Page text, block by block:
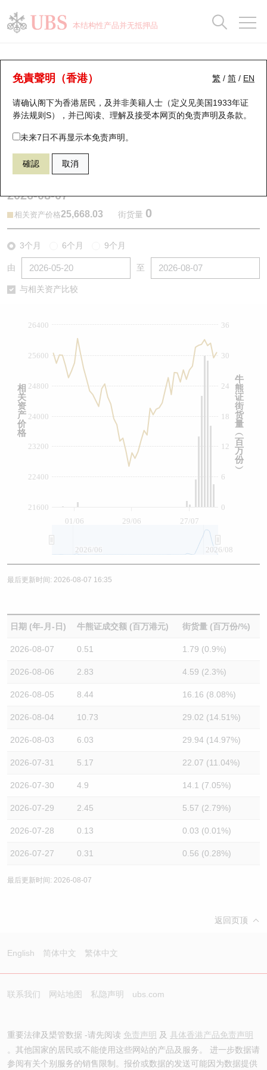
本结构性产品并无抵押品
繁 / 简 / EN
免責聲明（香港）
请确认阁下为香港居民，及并非美籍人士（定义见美国1933年证
券法规则S），并已阅读、理解及接受本网页的免责声明及条款。
未来7日不再显示本免责声明。
確認 取消
牛熊证分析仪
表现 街货统计 比较
59359 瑞银熊证 HSI 恒生指数
2026-08-07
相关资产价格25,668.03 街货量 0
3个月 6个月 9个月
由 至
与相关资产比较
01/06 29/06 27/07
0
6
12
18
24
30
36
21600
22400
23200
24000
24800
25600
26400
2026/06 2026/08
牛
熊
证
街
货
量
︵
百
万
份
︶
相
关
资
产
价
格
最后更新时间: 2026-08-07 16:35
日期 (年-月-日) 牛熊证成交额 (百万港元) 街货量 (百万份/%)
2026-08-07 0.51 1.79 (0.9%)
2026-08-06 2.83 4.59 (2.3%)
2026-08-05 8.44 16.16 (8.08%)
2026-08-04 10.73 29.02 (14.51%)
2026-08-03 6.03 29.94 (14.97%)
2026-07-31 5.17 22.07 (11.04%)
2026-07-30 4.9 14.1 (7.05%)
2026-07-29 2.45 5.57 (2.79%)
2026-07-28 0.13 0.03 (0.01%)
2026-07-27 0.31 0.56 (0.28%)
最后更新时间: 2026-08-07
返回页顶
English 简体中文 繁体中文
联系我们 网站地图 私隐声明 ubs.com
重要法律及槼管数据 -请先阅读 免责声明 及 具体香港产品免责声明
。其他国家的居民或不能使用这些网站的产品及服务。 进一步数据请
参阅有关个别服务的销售限制。报价或数据的发送可能因为数据提供
瑞银认股证一览
新发行瑞银认股证
即将到期认股证
认股证到期结算价查找
认股证分析仪
认股证/牛熊证日志
认股证文件及公告 (瑞信)
街货统计
比较
牛熊全景快搜
牛熊证搜寻
牛熊证街货分布图
正股牛熊证列表
新发行瑞银牛熊证
牛熊证到期结算价查找
牛熊证文件及公告
牛熊证文件及公告 (瑞信)
街货统计
比较
十大升幅/跌幅
十大认股证成交分布
十天股证占大市成交
资金流
街货统计
正股分析仪
二十大活跃股份
恒指成份股
国指成份股
科指成份股
中资ETFs溢价比较
收市竞价变化
持股比重
显示所有持股比重
每月轮证大市专题
轮证专栏
讲座及教育短片
认股证投资者教育
牛熊证投资者教育